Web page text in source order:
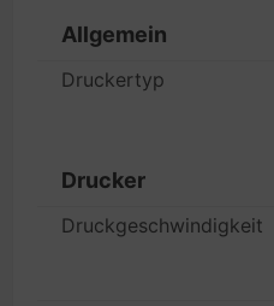
Allgemein
Druckertyp
Drucker
Druckgeschwindigkeit